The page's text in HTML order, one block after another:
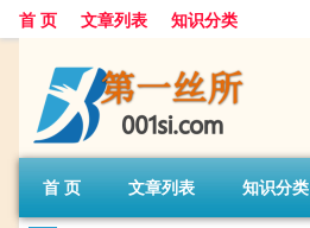
首 页 文章列表 知识分类
首 页 文章列表 知识分类